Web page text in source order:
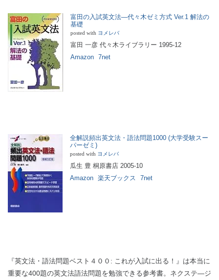
富田の入試英文法―代々木ゼミ方式 Ver.1 解法の
基礎
posted with ヨメレバ
富田 一彦 代々木ライブラリー 1995-12
Amazon 7net
全解説頻出英文法・語法問題1000 (大学受験スー
パーゼミ)
posted with ヨメレバ
瓜生 豊 桐原書店 2005-10
Amazon 楽天ブックス 7net
『英文法・語法問題ベスト４００: これが入試に出る！ 』は本当に
重要な400題の英文法語法問題を勉強できる参考書。ネクステ―ジ